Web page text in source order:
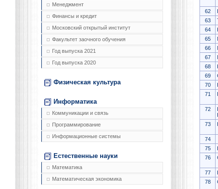
Менеджмент
Финансы и кредит
Московский открытый институт
Факультет заочного обучения
Год выпуска 2021
Год выпуска 2020
Физическая культура
Информатика
Коммуникации и связь
Программирование
Информационные системы
Естественные науки
Математика
Математическая экономика
62
63
64
65
66
67
68
69
70
71
72
73
74
75
76
77
78